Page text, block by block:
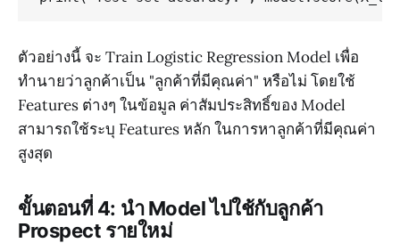
ตัวอย่างนี้ จะ Train Logistic Regression Model เพื่อ
ทำนายว่าลูกค้าเป็น "ลูกค้าที่มีคุณค่า" หรือไม่ โดยใช้
Features ต่างๆ ในข้อมูล ค่าสัมประสิทธิ์ของ Model
สามารถใช้ระบุ Features หลัก ในการหาลูกค้าที่มีคุณค่า
สูงสุด
ขั้นตอนที่ 4: นำ Model ไปใช้กับลูกค้า
Prospect รายใหม่